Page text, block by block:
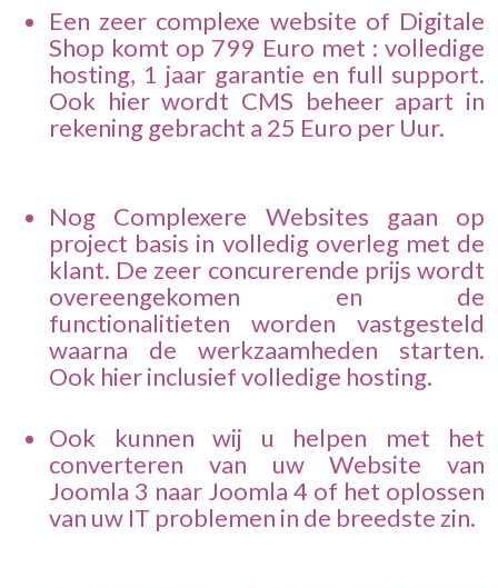
Een zeer complexe website of Digitale
Shop komt op 799 Euro met : volledige
hosting, 1 jaar garantie en full support.
Ook hier wordt CMS beheer apart in
rekening gebracht a 25 Euro per Uur.
Nog Complexere Websites gaan op
project basis in volledig overleg met de
klant. De zeer concurerende prijs wordt
overeengekomen en de
functionalitieten worden vastgesteld
waarna de werkzaamheden starten.
Ook hier inclusief volledige hosting.
Ook kunnen wij u helpen met het
converteren van uw Website van
Joomla 3 naar Joomla 4 of het oplossen
van uw IT problemen in de breedste zin.